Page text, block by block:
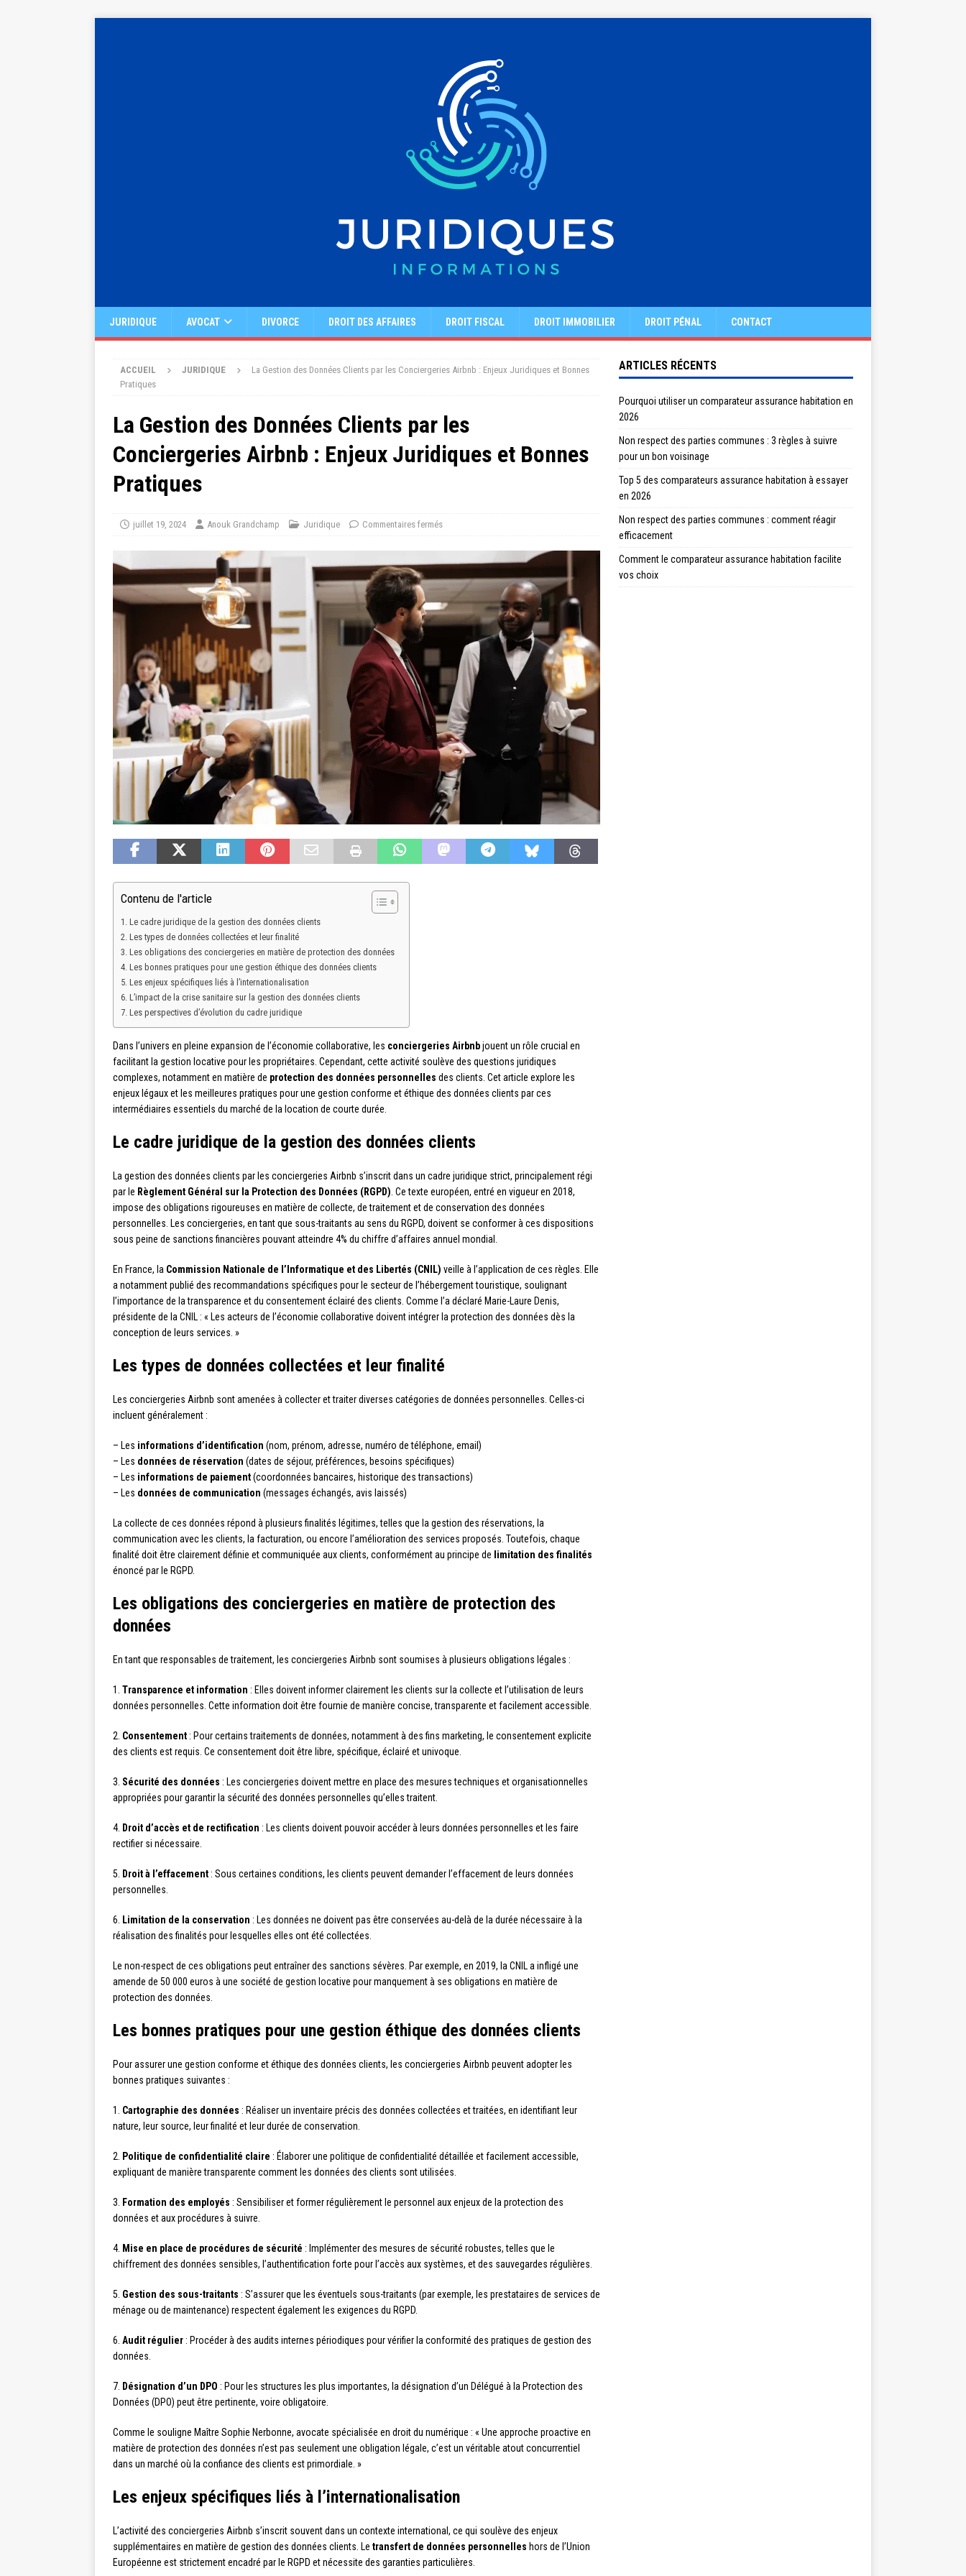
JURIDIQUE AVOCAT DIVORCE DROIT DES AFFAIRES DROIT FISCAL DROIT IMMOBILIER DROIT PÉNAL CONTACT
ACCUEIL JURIDIQUE
La Gestion des Données Clients par les Conciergeries Airbnb : Enjeux Juridiques et Bonnes
Pratiques
La Gestion des Données Clients par les
Conciergeries Airbnb : Enjeux Juridiques et Bonnes
Pratiques
juillet 19, 2024 Anouk Grandchamp Juridique Commentaires fermés
Contenu de l'article
Le cadre juridique de la gestion des données clients
Les types de données collectées et leur finalité
Les obligations des conciergeries en matière de protection des données
Les bonnes pratiques pour une gestion éthique des données clients
Les enjeux spécifiques liés à l’internationalisation
L’impact de la crise sanitaire sur la gestion des données clients
Les perspectives d’évolution du cadre juridique
Dans l’univers en pleine expansion de l’économie collaborative, les conciergeries Airbnbjouent un rôle crucial en
facilitant la gestion locative pour les propriétaires. Cependant, cette activité soulève des questions juridiques
complexes, notamment en matière de protection des données personnelles des clients. Cet article explore les
enjeux légaux et les meilleures pratiques pour une gestion conforme et éthique des données clients par ces
intermédiaires essentiels du marché de la location de courte durée.
Le cadre juridique de la gestion des données clients
La gestion des données clients par les conciergeries Airbnb s’inscrit dans un cadre juridique strict, principalement régi
par le Règlement Général sur la Protection des Données (RGPD) . Ce texte européen, entré en vigueur en 2018,
impose des obligations rigoureuses en matière de collecte, de traitement et de conservation des données
personnelles. Les conciergeries, en tant que sous-traitants au sens du RGPD, doivent se conformer à ces dispositions
sous peine de sanctions financières pouvant atteindre 4% du chiffre d’affaires annuel mondial.
En France, la Commission Nationale de l’Informatique et des Libertés (CNIL) veille à l’application de ces règles. Elle
a notamment publié des recommandations spécifiques pour le secteur de l’hébergement touristique, soulignant
l’importance de la transparence et du consentement éclairé des clients. Comme l’a déclaré Marie-Laure Denis,
présidente de la CNIL : « Les acteurs de l’économie collaborative doivent intégrer la protection des données dès la
conception de leurs services. »
Les types de données collectées et leur finalité
Les conciergeries Airbnb sont amenées à collecter et traiter diverses catégories de données personnelles. Celles-ci
incluent généralement :
– Les informations d’identification (nom, prénom, adresse, numéro de téléphone, email)
– Les données de réservation (dates de séjour, préférences, besoins spécifiques)
– Les informations de paiement(coordonnées bancaires, historique des transactions)
– Les données de communication (messages échangés, avis laissés)
La collecte de ces données répond à plusieurs finalités légitimes, telles que la gestion des réservations, la
communication avec les clients, la facturation, ou encore l’amélioration des services proposés. Toutefois, chaque
finalité doit être clairement définie et communiquée aux clients, conformément au principe de limitation des finalités
énoncé par le RGPD.
Les obligations des conciergeries en matière de protection des
données
En tant que responsables de traitement, les conciergeries Airbnb sont soumises à plusieurs obligations légales :
1. Transparence et information : Elles doivent informer clairement les clients sur la collecte et l’utilisation de leurs
données personnelles. Cette information doit être fournie de manière concise, transparente et facilement accessible.
2. Consentement : Pour certains traitements de données, notamment à des fins marketing, le consentement explicite
des clients est requis. Ce consentement doit être libre, spécifique, éclairé et univoque.
3. Sécurité des données : Les conciergeries doivent mettre en place des mesures techniques et organisationnelles
appropriées pour garantir la sécurité des données personnelles qu’elles traitent.
4. Droit d’accès et de rectification : Les clients doivent pouvoir accéder à leurs données personnelles et les faire
rectifier si nécessaire.
5. Droit à l’effacement : Sous certaines conditions, les clients peuvent demander l’effacement de leurs données
personnelles.
6. Limitation de la conservation : Les données ne doivent pas être conservées au-delà de la durée nécessaire à la
réalisation des finalités pour lesquelles elles ont été collectées.
Le non-respect de ces obligations peut entraîner des sanctions sévères. Par exemple, en 2019, la CNIL a infligé une
amende de 50 000 euros à une société de gestion locative pour manquement à ses obligations en matière de
protection des données.
Les bonnes pratiques pour une gestion éthique des données clients
Pour assurer une gestion conforme et éthique des données clients, les conciergeries Airbnb peuvent adopter les
bonnes pratiques suivantes :
1. Cartographie des données : Réaliser un inventaire précis des données collectées et traitées, en identifiant leur
nature, leur source, leur finalité et leur durée de conservation.
2. Politique de confidentialité claire : Élaborer une politique de confidentialité détaillée et facilement accessible,
expliquant de manière transparente comment les données des clients sont utilisées.
3. Formation des employés : Sensibiliser et former régulièrement le personnel aux enjeux de la protection des
données et aux procédures à suivre.
4. Mise en place de procédures de sécurité : Implémenter des mesures de sécurité robustes, telles que le
chiffrement des données sensibles, l’authentification forte pour l’accès aux systèmes, et des sauvegardes régulières.
5. Gestion des sous-traitants : S’assurer que les éventuels sous-traitants (par exemple, les prestataires de services de
ménage ou de maintenance) respectent également les exigences du RGPD.
6. Audit régulier : Procéder à des audits internes périodiques pour vérifier la conformité des pratiques de gestion des
données.
7. Désignation d’un DPO : Pour les structures les plus importantes, la désignation d’un Délégué à la Protection des
Données (DPO) peut être pertinente, voire obligatoire.
Comme le souligne Maître Sophie Nerbonne, avocate spécialisée en droit du numérique : « Une approche proactive en
matière de protection des données n’est pas seulement une obligation légale, c’est un véritable atout concurrentiel
dans un marché où la confiance des clients est primordiale. »
Les enjeux spécifiques liés à l’internationalisation
L’activité des conciergeries Airbnb s’inscrit souvent dans un contexte international, ce qui soulève des enjeux
supplémentaires en matière de gestion des données clients. Le transfert de données personnelles hors de l’Union
Européenne est strictement encadré par le RGPD et nécessite des garanties particulières.
ARTICLES RÉCENTS
Pourquoi utiliser un comparateur assurance habitation en
2026
Non respect des parties communes : 3 règles à suivre
pour un bon voisinage
Top 5 des comparateurs assurance habitation à essayer
en 2026
Non respect des parties communes : comment réagir
efficacement
Comment le comparateur assurance habitation facilite
vos choix